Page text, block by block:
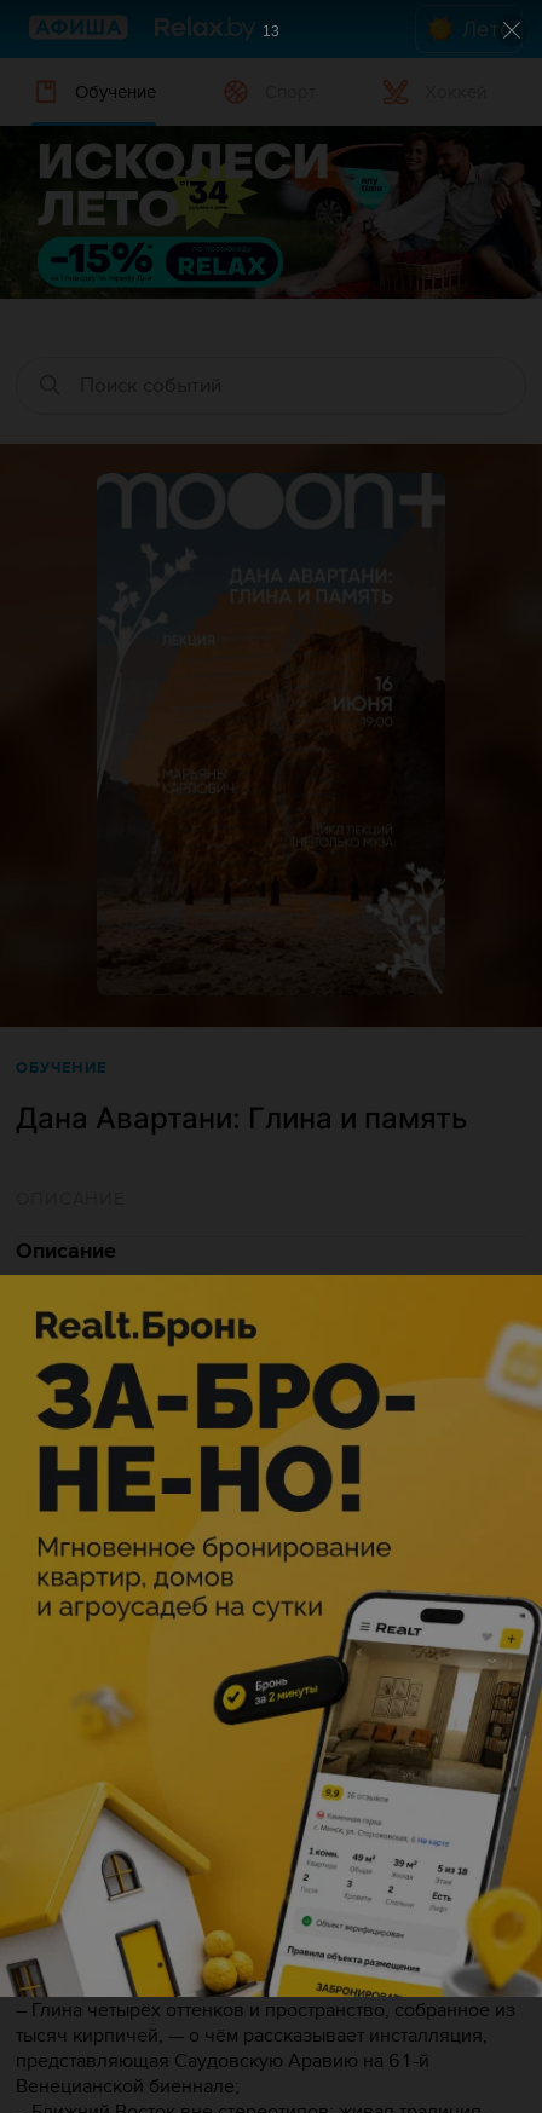
Лето
Обучение
ОБУЧЕНИЕ
Дана Авартани: Глина и память
Описание
[Не]только муза — «Дана Авартани: Глина и память» —
уже 16 июня в mooon+ !
Мы привыкли, что современное искусство говорит
громко: инсталляции, манифесты, провокации. Но что,
если голос художника звучит иначе — в тишине ручного
труда, в монотонном замешивании глины, в штопке,
затягивающей разрыв на шёлке?
Дана Авартани — художница, которая выбрала путь,
почти невозможный сегодня: говорить о хрупкости,
потере и укоренённости языком средневековой
сакральной геометрии, ручной вышивки и сырой земли.
Палестинка, родившаяся в Саудовской Аравии,
выпускница лондонского Central Saint Martins — она
переводит личную историю миграции на язык, понятный
каждому, кто хоть раз держал в руках нить или разминал
На лекции «Дана Авартани: Глина и память» вместе с
Марьяной разберём:
– Почему тихая работа руками сегодня резонирует
глубже, чем громкие заявления;
– Что скрывается за идеальной геометрией её работ, —
как узор становится формой созерцания;
– Шёлк, который рвут и зашивают вручную, — как жест
заботы и возвращения целостности;
– Глина четырёх оттенков и пространство, собранное из
тысяч кирпичей, — о чём рассказывает инсталляция,
представляющая Саудовскую Аравию на 61-й
Венецианской биеннале;
12